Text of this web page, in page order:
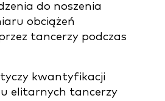
do noszenia
obciążeń
tancerzy podczas
kwantyfikacji
elitarnych tancerzy